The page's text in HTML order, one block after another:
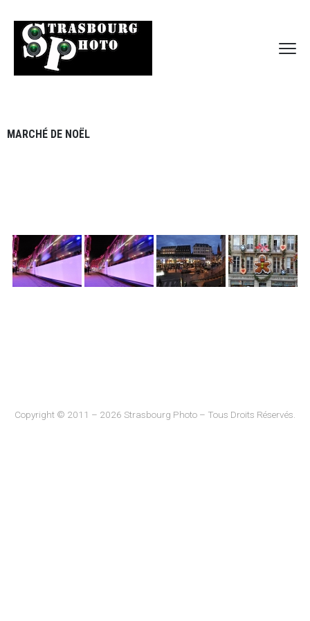
MARCHÉ DE NOËL
Copyright © 2011 – 2026 Strasbourg Photo – Tous Droits Réservés.